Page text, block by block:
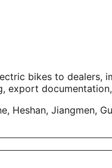
bikes to
export
Heshan, Jiangmen,